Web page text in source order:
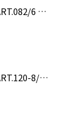
ART.082/6 prc
ART.120-8/62 ROSA